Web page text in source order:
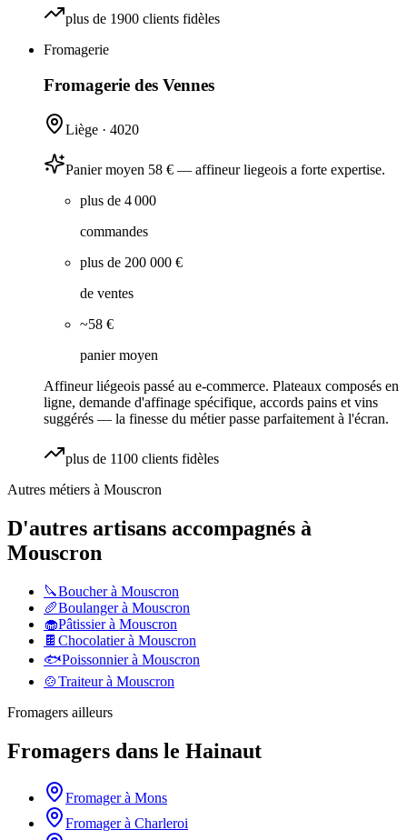
plus de 1900 clients fidèles
Fromagerie
Fromagerie des Vennes
Liège · 4020
Panier moyen 58 € — affineur liegeois a forte expertise.
plus de 4 000
commandes
plus de 200 000 €
de ventes
~58 €
panier moyen
Affineur liégeois passé au e-commerce. Plateaux composés en
ligne, demande d'affinage spécifique, accords pains et vins
suggérés — la finesse du métier passe parfaitement à l'écran.
plus de 1100 clients fidèles
Autres métiers à Mouscron
D'autres artisans accompagnés à
Mouscron
🔪Boucherà Mouscron
🥖Boulangerà Mouscron
🧁Pâtissierà Mouscron
🍫 Chocolatierà Mouscron
🐟Poissonnierà Mouscron
🍲Traiteurà Mouscron
Fromagers ailleurs
Fromagers dans le Hainaut
Fromagerà Mons
Fromagerà Charleroi